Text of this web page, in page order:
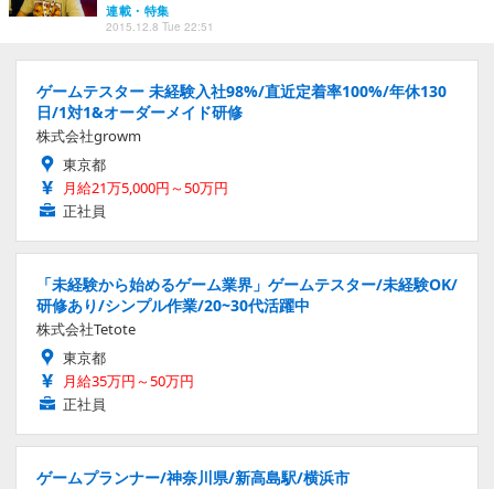
連載・特集
2015.12.8 Tue 22:51
ゲームテスター 未経験入社98%/直近定着率100%/年休130
日/1対1&オーダーメイド研修
株式会社growm
東京都
月給21万5,000円～50万円
正社員
「未経験から始めるゲーム業界」ゲームテスター/未経験OK/
研修あり/シンプル作業/20~30代活躍中
株式会社Tetote
東京都
月給35万円～50万円
正社員
ゲームプランナー/神奈川県/新高島駅/横浜市